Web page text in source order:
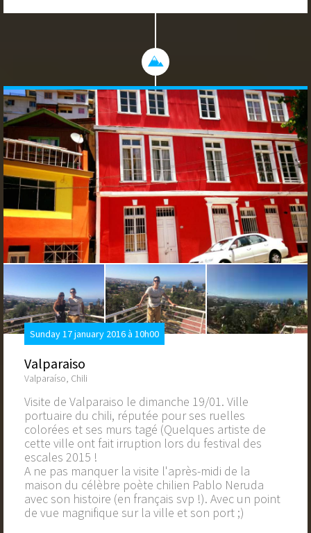
Sunday 17 january 2016 à 10h00
Valparaiso
Valparaíso, Chili
Visite de Valparaiso le dimanche 19/01. Ville
portuaire du chili, réputée pour ses ruelles
colorées et ses murs tagé (Quelques artiste de
cette ville ont fait irruption lors du festival des
escales 2015 !
A ne pas manquer la visite l'après-midi de la
maison du célèbre poète chilien Pablo Neruda
avec son histoire (en français svp !). Avec un point
de vue magnifique sur la ville et son port ;)